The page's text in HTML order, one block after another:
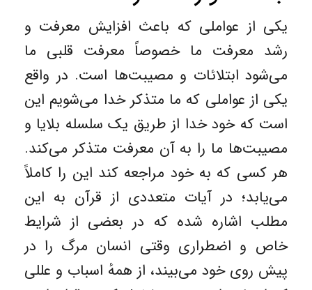
یکی از عواملی که باعث افزایش معرفت و
رشد معرفت ما خصوصاً معرفت قلبی ما
می‌شود ابتلائات و مصیبت‌ها است. در واقع
یکی از عواملی که ما متذکر خدا می‌شویم این
است که خود خدا از طریق یک سلسله بلایا و
مصیبت‌ها ما را به آن معرفت متذکر می‌کند.
هر کسی که به خود مراجعه کند این را کاملاً
می‌یابد؛ در آیات متعددی از قرآن به این
مطلب اشاره شده که در بعضی از شرایط
خاص و اضطراری وقتی انسان مرگ را در
پیش روی خود می‌بیند، از همهٔ اسباب و عللی